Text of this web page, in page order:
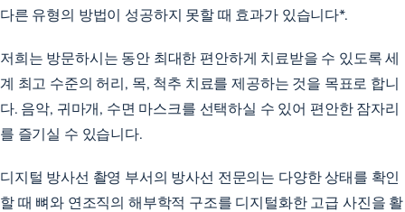
다른 유형의 방법이 성공하지 못할 때 효과가 있습니다*.
저희는 방문하시는 동안 최대한 편안하게 치료받을 수 있도록 세
계 최고 수준의 허리, 목, 척추 치료를 제공하는 것을 목표로 합니
다. 음악, 귀마개, 수면 마스크를 선택하실 수 있어 편안한 잠자리
를 즐기실 수 있습니다.
디지털 방사선 촬영 부서의 방사선 전문의는 다양한 상태를 확인
할 때 뼈와 연조직의 해부학적 구조를 디지털화한 고급 사진을 활